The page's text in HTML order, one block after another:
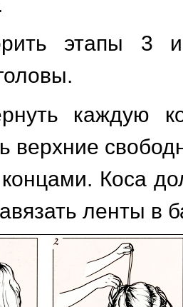
этапы 3
каждую
верхние
Коса
ленты в